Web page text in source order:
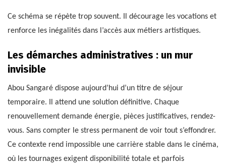
Ce schéma se répète trop souvent. Il décourage les vocations et
renforce les inégalités dans l’accès aux métiers artistiques.
Les démarches administratives : un mur
invisible
Abou Sangaré dispose aujourd’hui d’un titre de séjour
temporaire. Il attend une solution définitive. Chaque
renouvellement demande énergie, pièces justificatives, rendez-
vous. Sans compter le stress permanent de voir tout s’effondrer.
Ce contexte rend impossible une carrière stable dans le cinéma,
où les tournages exigent disponibilité totale et parfois